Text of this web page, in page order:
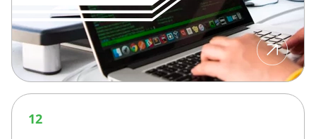
Наполнение
12